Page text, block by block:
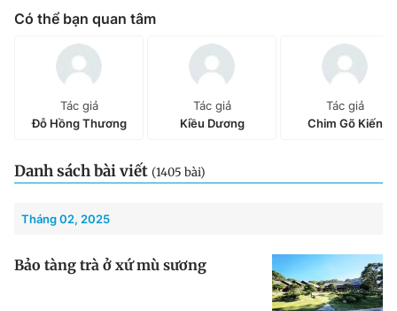
Chuyên mục khác
Chào ngày mới Tin 24h
Tin thị trường Tin 360
Video Magazine
Tiện ích Bạn cần biết
Đăng xuất
Có thể bạn quan tâm
Tác giả
Đỗ Hồng Thương
Tác giả
Kiều Dương
Tác giả
Chim Gõ Kiến
Danh sách bài viết (1405 bài)
Tháng 02, 2025
Bảo tàng trà ở xứ mù sương